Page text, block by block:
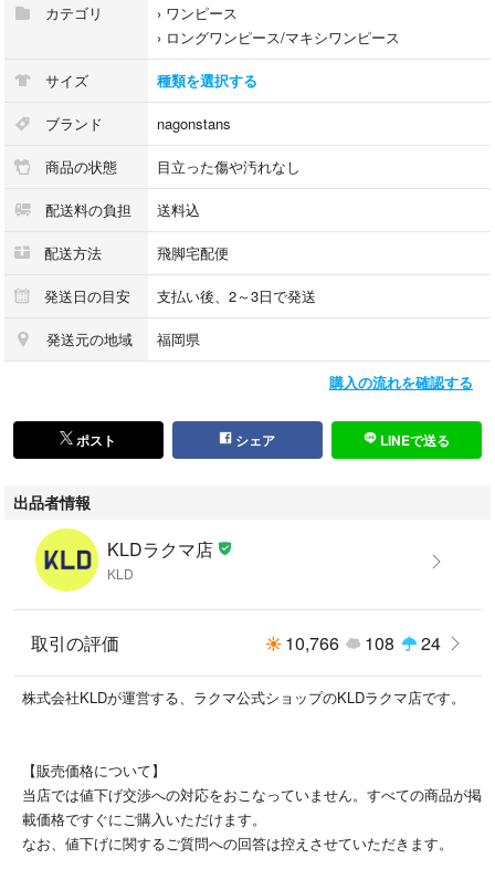
M
肩幅: 47
着丈: 129.5
採寸値の計測方法について：
【状態】
目立ったダメージや極端な使用感は感じられず、中古品としては比較的程
傷や汚れのあるお品物の場合、商品画像にて該当部分をポインターで示し
※当店の商品はすべて中古品、また未使用品であっても一度人の手に渡っ
たものとなります。
ご理解ご了承の上ご検討ください。
カテゴリ
› ワンピース
› ロングワンピース/マキシワンピース
サイズ 種類を選択する
ブランド nagonstans
商品の状態 目立った傷や汚れなし
配送料の負担 送料込
配送方法 飛脚宅配便
発送日の目安 支払い後、2～3日で発送
発送元の地域 福岡県
購入の流れを確認する
ポスト シェア LINEで送る
出品者情報
KLDラクマ店
KLD
取引の評価 10,766 108 24
株式会社KLDが運営する、ラクマ公式ショップのKLDラクマ店です。
【販売価格について】
当店では値下げ交渉への対応をおこなっていません。すべての商品が掲
載価格ですぐにご購入いただけます。
なお、値下げに関するご質問への回答は控えさせていただきます。